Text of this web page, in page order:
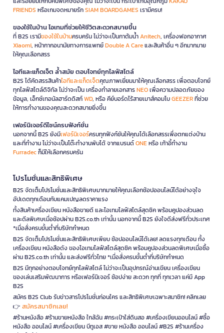
FRIENDS หรือเกมจดหมายรักSIAM BOARDGAMES เรามีครบ!
ของใช้ในบ้าน ไอเทมที่ช่วยให้ชีวิตสะดวกสบายขึ้น
ที่ B2S เรามีของใช้ในบ้านครบครัน ไม่ว่าจะเป็นกาต้มน้ำAnitech, เครื่องฟอกอากาศ
Xiaomi, หน้ากากอนามัยทางการแพทย์Double A Careและสินค้าอื่น ๆ อีกมากมาย
ให้คุณเลือกสรร
ไอทีและแก็ดเจ็ต ล้ำสมัย ตอบโจทย์ทุกไลฟ์สไตล์
B2S ได้คัดสรรสินค้าไอทีและแก็ดเจ็ตคุณภาพเยี่ยมมาให้คุณเลือกสรร เพื่อตอบโจทย์
ทุกไลฟ์สไตล์ดิจิทัล ไม่ว่าจะเป็น เครื่องทำลายเอกสารNEOเพื่อความปลอดภัยของ
ข้อมูล, เอ็กซ์เทอนัลฮาร์ดดิสก์WD, หรือ คีย์บอร์ดไร้สายเมาส์คอมโบGEEZERที่ช่วย
ให้การทำงานของคุณสะดวกสบายยิ่งขึ้น
เฟอร์นิเจอร์ดีไซน์ครบฟังก์ชั่น
นอกจากนี้ B2S ยังมีเฟอร์นิเจอร์ครบทุกฟังก์ชันให้คุณได้เลือกสรรเพื่อตกแต่งบ้าน
และที่ทำงาน ไม่ว่าจะเป็นโต๊ะทำงานพับได้ จากแบรนด์ONEหรือ เก้าอี้ทำงาน
Furradecก็มีให้เลือกครบครัน
โปรโมชั่นและสิทธิพิเศษ
B2S จัดเต็มโปรโมชั่นและสิทธิพิเศษมากมายให้คุณเลือกช้อปออนไลน์ได้อย่างจุใจ
อัปเดตทุกเดือนกับแคมเปญลดราคาแรง
ทั้งสินค้าเครื่องเขียน หนังสือขายดี และไอเทมไลฟ์สไตล์สุดชิค พร้อมคูปองส่วนลด
และดีลพิเศษเมื่อช้อปผ่าน B2S.co.th เท่านั้น นอกจากนี้ B2S ยังใจดีส่งฟรีทั่วประเทศ
*เมื่อสั่งครบขั้นต่ำที่บริษัทกำหนด
B2S จัดเต็มโปรโมชั่นและสิทธิพิเศษเพียบ ช้อปออนไลน์ได้เลย! ลดแรงทุกเดือน ทั้ง
เครื่องเขียน หนังสือดัง ของไอเทมไลฟ์สไตล์สุดชิค พร้อมคูปองส่วนลดพิเศษเมื่อซื้อ
ผ่าน B2S.co.th เท่านั้น และส่งฟรีทั่วไทย *เมื่อสั่งครบขั้นต่ำที่บริษัทกำหนด
B2S มีทุกอย่างตอบโจทย์ทุกไลฟ์สไตล์ ไม่ว่าจะเป็นอุปกรณ์อ่านเขียน เครื่องเขียน
ของเล่นเสริมพัฒนาการ หรือเฟอร์นิเจอร์ ช้อปง่าย สะดวก ทุกที่ ทุกเวลา แค่มี App
B2S
สมัคร B2S Club รับข่าวสารโปรโมชั่นก่อนใคร และสิทธิพิเศษเฉพาะสมาชิก! คลิกเลย
👉 สมัครสมาชิกเลย!
#ร้านหนังสือ #ร้านขายหนังสือ ใกล้ฉัน #กระเป๋าใส่ดินสอ #เครื่องเขียนออนไลน์ #ซื้อ
หนังสือ ออนไลน์ #เครื่องเขียน บีทูเอส #ขาย หนังสือ ออนไลน์ #B2S #ร้านเครื่อง